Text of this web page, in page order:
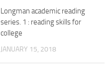
Longman academic reading
series. 1 : reading skills for
college
JANUARY 15, 2018